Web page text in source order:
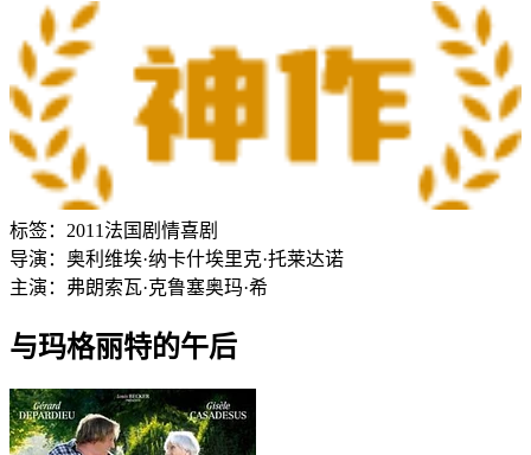
标签： 2011法国 剧情喜剧
导演： 奥利维埃·纳卡什埃里克·托莱达诺
主演： 弗朗索瓦·克鲁塞奥玛·希
与玛格丽特的午后